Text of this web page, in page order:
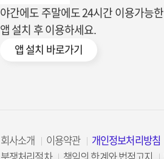
야간에도 주말에도 24시간 이용가능한
앱 설치 후 이용하세요.
앱 설치 바로가기
회사소개 이용약관 개인정보처리방침
분쟁처리절차
책임의 한계와 법적고지